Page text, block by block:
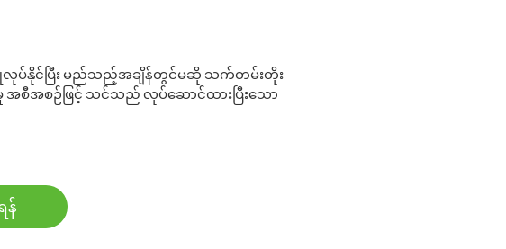
ပြုလုပ်နိုင်ပြီး မည်သည့်အချိန်တွင်မဆို သက်တမ်းတိုး
စီအစဉ်ဖြင့် သင်သည် လုပ်ဆောင်ထားပြီးသော
န်